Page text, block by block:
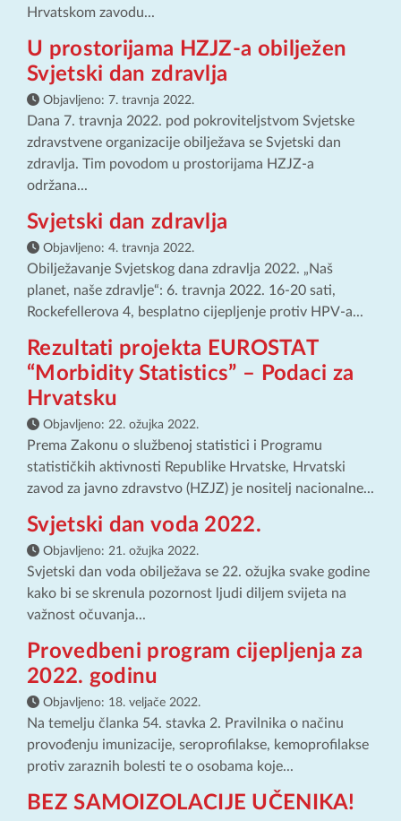
Hrvatskom zavodu...
U prostorijama HZJZ-a obilježen
Svjetski dan zdravlja
Objavljeno: 7. travnja 2022.
Dana 7. travnja 2022. pod pokroviteljstvom Svjetske
zdravstvene organizacije obilježava se Svjetski dan
zdravlja. Tim povodom u prostorijama HZJZ-a
održana...
Svjetski dan zdravlja
Objavljeno: 4. travnja 2022.
Obilježavanje Svjetskog dana zdravlja 2022. „Naš
planet, naše zdravlje“: 6. travnja 2022. 16-20 sati,
Rockefellerova 4, besplatno cijepljenje protiv HPV-a...
Rezultati projekta EUROSTAT
“Morbidity Statistics” – Podaci za
Hrvatsku
Objavljeno: 22. ožujka 2022.
Prema Zakonu o službenoj statistici i Programu
statističkih aktivnosti Republike Hrvatske, Hrvatski
zavod za javno zdravstvo (HZJZ) je nositelj nacionalne...
Svjetski dan voda 2022.
Objavljeno: 21. ožujka 2022.
Svjetski dan voda obilježava se 22. ožujka svake godine
kako bi se skrenula pozornost ljudi diljem svijeta na
važnost očuvanja...
Provedbeni program cijepljenja za
2022. godinu
Objavljeno: 18. veljače 2022.
Na temelju članka 54. stavka 2. Pravilnika o načinu
provođenju imunizacije, seroprofilakse, kemoprofilakse
protiv zaraznih bolesti te o osobama koje...
BEZ SAMOIZOLACIJE UČENIKA!